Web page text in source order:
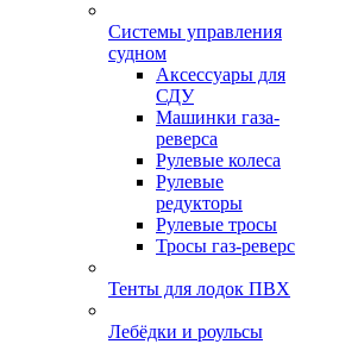
Системы управления
судном
Аксессуары для
СДУ
Машинки газа-
реверса
Рулевые колеса
Рулевые
редукторы
Рулевые тросы
Тросы газ-реверс
Тенты для лодок ПВХ
Лебёдки и роульсы